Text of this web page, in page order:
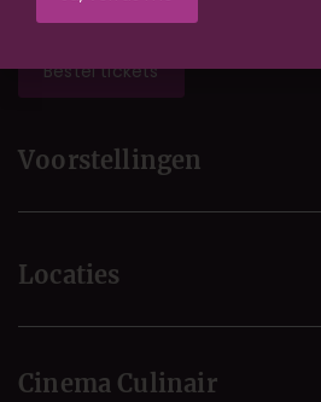
Bestel tickets
Voorstellingen
Locaties
Cinema Culinair